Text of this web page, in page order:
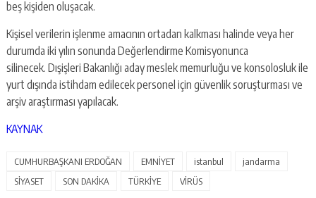
beş kişiden oluşacak.
Kişisel verilerin işlenme amacının ortadan kalkması halinde veya her
durumda iki yılın sonunda Değerlendirme Komisyonunca
silinecek. Dışişleri Bakanlığı aday meslek memurluğu ve konsolosluk ile
yurt dışında istihdam edilecek personel için güvenlik soruşturması ve
arşiv araştırması yapılacak.
KAYNAK
CUMHURBAŞKANI ERDOĞAN EMNİYET istanbul
jandarma
SİYASET
SON DAKİKA TÜRKİYE VİRÜS